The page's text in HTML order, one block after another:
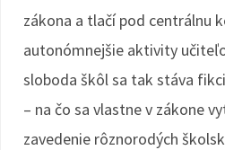
zákona a tlačí pod centrálnu
autonómnejšie aktivity
sloboda škôl sa tak stáva
– na čo sa vlastne v zákone
zavedenie rôznorodých